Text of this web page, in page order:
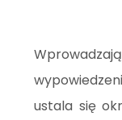
ustala się